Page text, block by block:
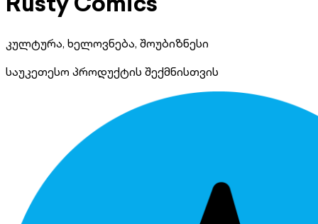
კულტურა, ხელოვნება, შოუბიზნესი
საუკეთესო პროდუქტის შექმნისთვის